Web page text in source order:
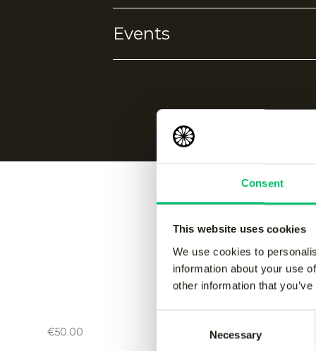
Consent
This website uses cookies
We use cookies to
information about your use
other information that
Necessary
10% elestane
Geen eigenschappen gevonden.
Events
€50.00